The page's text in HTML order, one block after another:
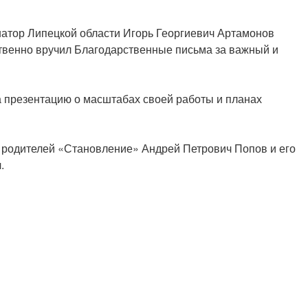
Липецкой области Игорь Георгиевич Артамонов
вручил Благодарственные письма за важный и
о масштабах своей работы и планах
«Становление» Андрей Петрович Попов и его